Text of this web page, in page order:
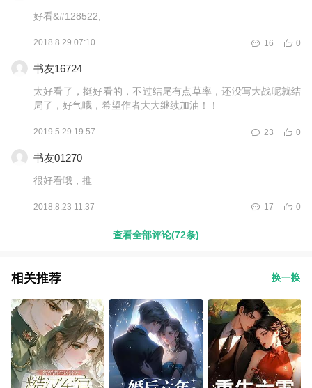
好看&#128522;
2018.8.29 07:10 0
16
书友16724
太好看了，挺好看的，不过结尾有点草率，还没写大战呢就结
局了，好气哦，希望作者大大继续加油！！
2019.5.29 19:57 0
23
书友01270
很好看哦，推
2018.8.23 11:37 0
17
查看全部评论(72条)
相关推荐 换一换